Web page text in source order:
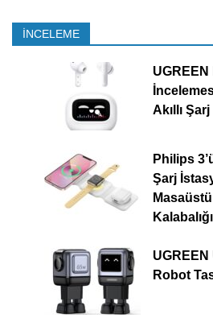
İNCELEME
Akıllı
Philips
Şarj
Robot